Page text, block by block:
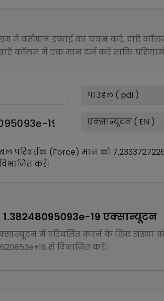
में वर्तमान इकाई का चयन करें, दाएँ
कॉलम में एक मान दर्ज करें ताकि परिणामी
परिवर्तक (Force) मान को
करें।
1.38248095093e-19 एक्सान्यूटन
में परिवर्तित करने के लिए संख्या
सेविभाजितकरें।